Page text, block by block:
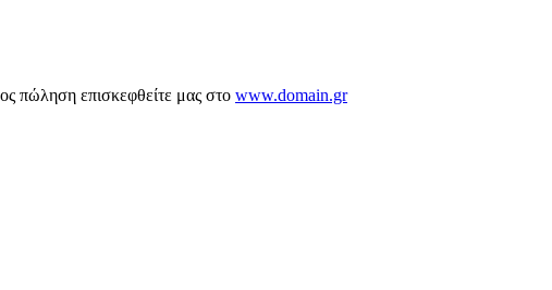
πώληση επισκεφθείτε μας στο www.domain.gr